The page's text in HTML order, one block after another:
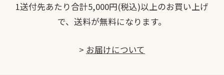
1送付先あたり合計5,000円(税込)以上のお買い上げ
で、送料が無料になります。
> お届けについて